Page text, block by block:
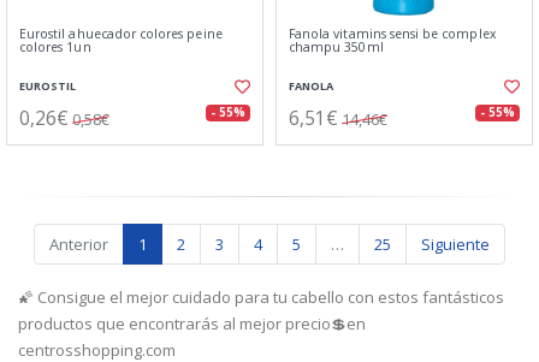
Eurostil ahuecador colores peine
colores 1un
EUROSTIL
0,26€ 0,58€ - 55%
Fanola vitamins sensi be complex
champu 350ml
FANOLA
6,51€ 14,46€ - 55%
Anterior 1 2 3 4 5 … 25 Siguiente
🌠 Consigue el mejor cuidado para tu cabello con estos fantásticos
productos que encontrarás al mejor precio💲en
centrosshopping.com